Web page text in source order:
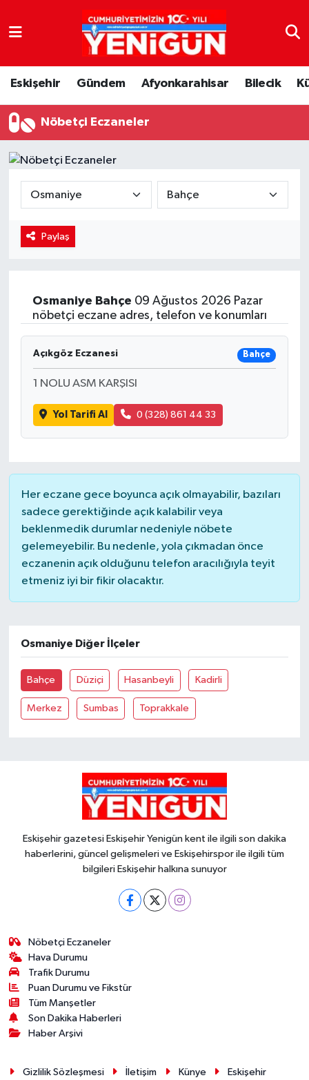
Eskişehir Gündem Afyonkarahisar Bilecik
Nöbetçi Eczaneler
Paylaş
Osmaniye Bahçe 09 Ağustos 2026 Pazar
nöbetçi eczane adres, telefon ve konumları
Açıkgöz Eczanesi Bahçe
1 NOLU ASM KARŞISI
Yol Tarifi Al 0 (328) 861 44 33
Her eczane gece boyunca açık olmayabilir, bazıları
sadece gerektiğinde açık kalabilir veya
beklenmedik durumlar nedeniyle nöbete
gelemeyebilir. Bu nedenle, yola çıkmadan önce
eczanenin açık olduğunu telefon aracılığıyla teyit
etmeniz iyi bir fikir olacaktır.
Osmaniye Diğer İlçeler
Bahçe Düziçi Hasanbeyli Kadirli
Merkez Sumbas Toprakkale
Eskişehir gazetesi Eskişehir Yenigün kent ile ilgili son dakika
haberlerini, güncel gelişmeleri ve Eskişehirspor ile ilgili tüm
bilgileri Eskişehir halkına sunuyor
Nöbetçi Eczaneler
Hava Durumu
Trafik Durumu
Puan Durumu ve Fikstür
Tüm Manşetler
Son Dakika Haberleri
Haber Arşivi
Gizlilik Sözleşmesi İletişim Künye
Eskişehir
Nöbetçi Eczaneler
Hava Durumu
Trafik Durumu
Süper Lig Puan Durumu ve Fikstür
Tüm Manşetler
Son Dakika Haberleri